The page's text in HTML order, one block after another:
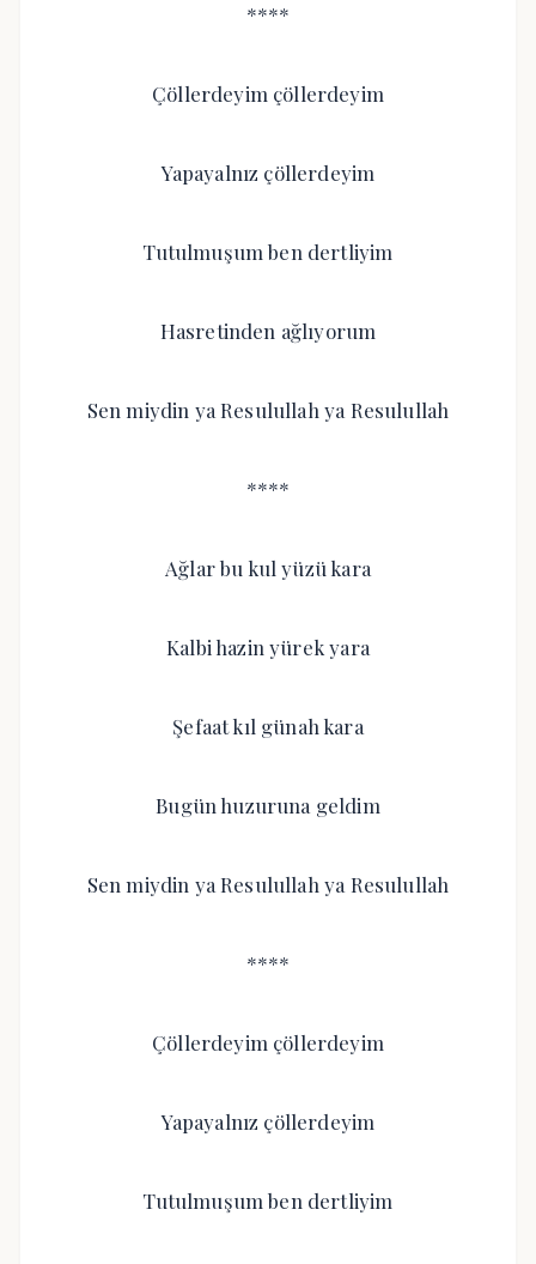
****
Çöllerdeyim çöllerdeyim
Yapayalnız çöllerdeyim
Tutulmuşum ben dertliyim
Hasretinden ağlıyorum
Sen miydin ya Resulullah ya Resulullah
****
Ağlar bu kul yüzü kara
Kalbi hazin yürek yara
Şefaat kıl günah kara
Bugün huzuruna geldim
Sen miydin ya Resulullah ya Resulullah
****
Çöllerdeyim çöllerdeyim
Yapayalnız çöllerdeyim
Tutulmuşum ben dertliyim